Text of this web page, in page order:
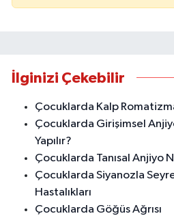
İlginizi Çekebilir
Çocuklarda Kalp
Çocuklarda Girişimsel
Yapılır?
Çocuklarda Tanısal Anjiyo
Çocuklarda Siyanozla
Hastalıkları
Çocuklarda Göğüs Ağrısı